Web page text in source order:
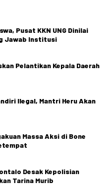
Pusat KKN UNG Dinilai
Jawab Institusi
Pelantikan Kepala Daerah
Ilegal, Mantri Heru Akan
Massa Aksi di Bone
Desak Kepolisian
Tarina Murib